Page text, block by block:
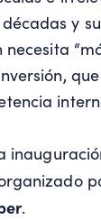
y
necesita
.